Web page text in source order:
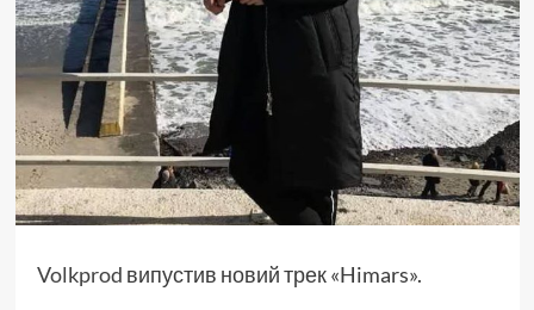
Volkprod випустив новий трек «Himars».